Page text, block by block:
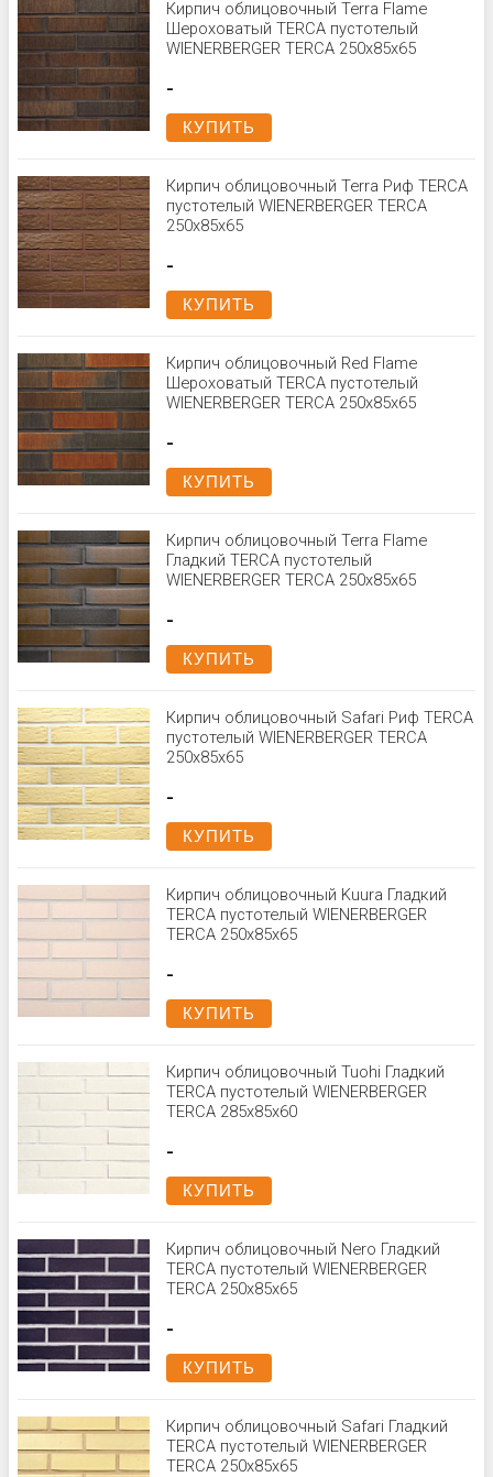
Кирпич облицовочный Terra Flame
Шероховатый TERCA пустотелый
WIENERBERGER TERCA 250x85x65
-
КУПИТЬ
Кирпич облицовочный Terra Риф TERCA
пустотелый WIENERBERGER TERCA
250x85x65
-
КУПИТЬ
Кирпич облицовочный Red Flame
Шероховатый TERCA пустотелый
WIENERBERGER TERCA 250x85x65
-
КУПИТЬ
Кирпич облицовочный Terra Flame
Гладкий TERCA пустотелый
WIENERBERGER TERCA 250x85x65
-
КУПИТЬ
Кирпич облицовочный Safari Риф TERCA
пустотелый WIENERBERGER TERCA
250x85x65
-
КУПИТЬ
Кирпич облицовочный Kuura Гладкий
TERCA пустотелый WIENERBERGER
TERCA 250х85х65
-
КУПИТЬ
Кирпич облицовочный Tuohi Гладкий
TERCA пустотелый WIENERBERGER
TERCA 285x85x60
-
КУПИТЬ
Кирпич облицовочный Nero Гладкий
TERCA пустотелый WIENERBERGER
TERCA 250x85x65
-
КУПИТЬ
Кирпич облицовочный Safari Гладкий
TERCA пустотелый WIENERBERGER
TERCA 250х85х65